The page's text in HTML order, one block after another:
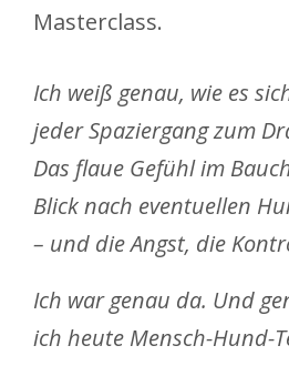
Masterclass.
Ich weiß genau, wie es
jeder Spaziergang zum
Das flaue Gefühl im
Blick nach eventuellen
– und die Angst, die
Ich war genau da. Und
ich heute Mensch-Hund-